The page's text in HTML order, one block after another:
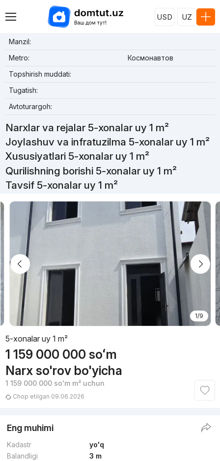
USD UZ
Manzil:
Metro:
Космонавтов
Topshirish muddati:
Tugatish:
Avtoturargoh:
Narxlar va rejalar 5-xonalar uy 1 m²
Joylashuv va infratuzilma 5-xonalar uy 1 m²
Xususiyatlari 5-xonalar uy 1 m²
Qurilishning borishi 5-xonalar uy 1 m²
Tavsif 5-xonalar uy 1 m²
1/9
5-xonalar uy 1 m²
1 159 000 000 soʻm
Narx so'rov bo'yicha
1 159 000 000 soʻmm² uchun
Chop etilgan 09.06.2026
Eng muhimi
Kadastr
yo'q
Balandligi
3 m